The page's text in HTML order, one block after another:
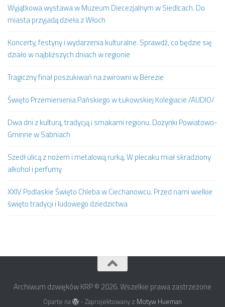
Wyjątkowa wystawa w Muzeum Diecezjalnym w Siedlcach. Do
miasta przyjadą dzieła z Włoch
Koncerty, festyny i wydarzenia kulturalne. Sprawdź, co będzie się
działo w najbliższych dniach w regionie
Tragiczny finał poszukiwań na żwirowni w Berezie
Święto Przemienienia Pańskiego w Łukowskiej Kolegiacie /AUDIO/
Dwa dni z kulturą, tradycją i smakami regionu. Dożynki Powiatowo-
Gminne w Sabniach
Szedł ulicą z nożem i metalową rurką. W plecaku miał skradziony
alkohol i perfumy
XXIV Podlaskie Święto Chleba w Ciechanowcu. Przed nami wielkie
święto tradycji i ludowego dziedzictwa
Archiwum dzwięków KRP © 2026. Wszelkie prawa zastrzeżone
Oparte na - Zaprojektowany z Motyw Hueman